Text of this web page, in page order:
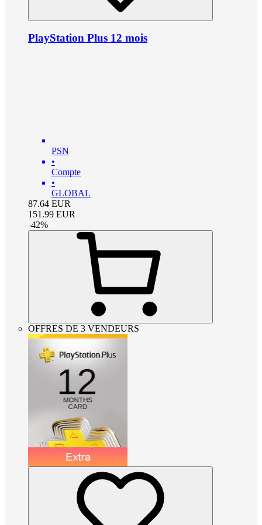
PlayStation Plus 12 mois
PSN
•
Compte
•
GLOBAL
87.64 EUR
151.99 EUR
-42%
OFFRES DE 3 VENDEURS